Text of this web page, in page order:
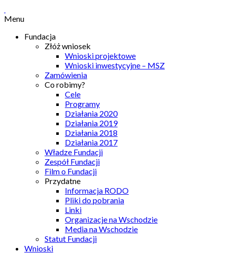
Menu
Fundacja
Złóż wniosek
Wnioski projektowe
Wnioski inwestycyjne – MSZ
Zamówienia
Co robimy?
Cele
Programy
Działania 2020
Działania 2019
Działania 2018
Działania 2017
Władze Fundacji
Zespół Fundacji
Film o Fundacji
Przydatne
Informacja RODO
Pliki do pobrania
Linki
Organizacje na Wschodzie
Media na Wschodzie
Statut Fundacji
Wnioski